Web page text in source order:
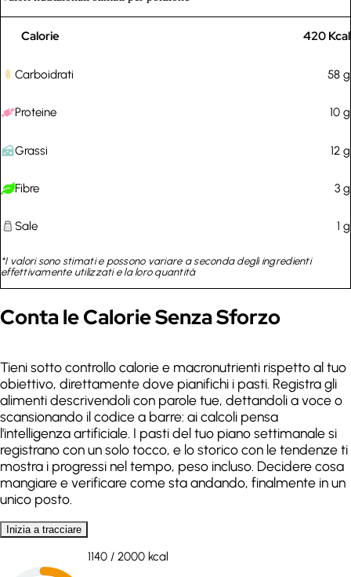
Regole personalizzate
Calorie 420 Kcal
Carboidrati 58 g
Proteine 10 g
Grassi 12 g
Fibre 3 g
Sale 1 g
*I valori sono stimati e possono variare a seconda degli ingredienti
effettivamente utilizzati e la loro quantità
Conta le Calorie Senza Sforzo
Tieni sotto controllo calorie e macronutrienti rispetto al tuo
obiettivo, direttamente dove pianifichi i pasti. Registra gli
alimenti descrivendoli con parole tue, dettandoli a voce o
scansionando il codice a barre: ai calcoli pensa
l'intelligenza artificiale. I pasti del tuo piano settimanale si
registrano con un solo tocco, e lo storico con le tendenze ti
mostra i progressi nel tempo, peso incluso. Decidere cosa
mangiare e verificare come sta andando, finalmente in un
unico posto.
Inizia a tracciare
1140 / 2000 kcal